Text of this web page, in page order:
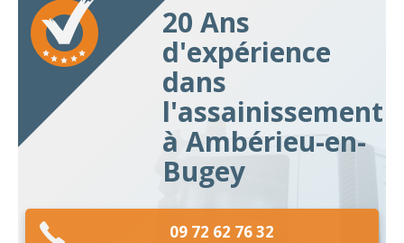
20 Ans
d'expérience
dans
l'assainissement
à Ambérieu-en-
Bugey
09 72 62 76 32